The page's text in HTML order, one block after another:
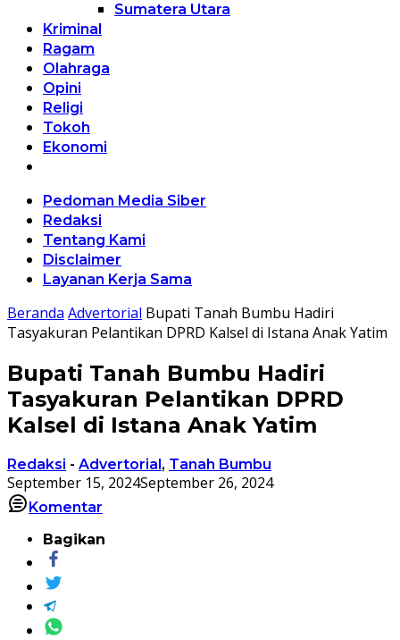
Sumatera Utara
Kriminal
Ragam
Olahraga
Opini
Religi
Tokoh
Ekonomi
Pedoman Media Siber
Redaksi
Tentang Kami
Disclaimer
Layanan Kerja Sama
Beranda Advertorial Bupati Tanah Bumbu Hadiri
Tasyakuran Pelantikan DPRD Kalsel di Istana Anak Yatim
Bupati Tanah Bumbu Hadiri
Tasyakuran Pelantikan DPRD
Kalsel di Istana Anak Yatim
Redaksi - Advertorial, Tanah Bumbu
September 15, 2024September 26, 2024
Komentar
Bagikan